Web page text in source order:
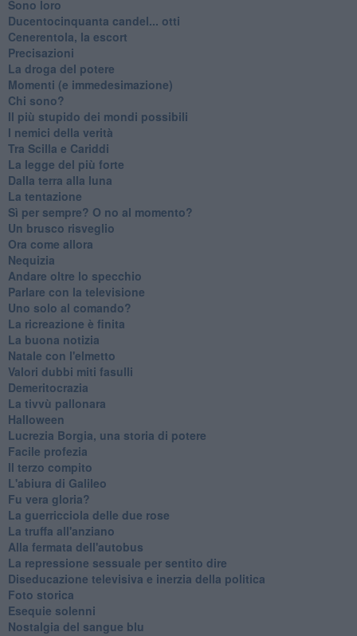
Sono loro
Ducentocinquanta candel... otti
Cenerentola, la escort
Precisazioni
La droga del potere
Momenti (e immedesimazione)
Chi sono?
Il più stupido dei mondi possibili
I nemici della verità
Tra Scilla e Cariddi
La legge del più forte
Dalla terra alla luna
La tentazione
​Sì per sempre? O no al momento?
Un brusco risveglio
Ora come allora
Nequizia
Andare oltre lo specchio
Parlare con la televisione
Uno solo al comando?
La ricreazione è finita
La buona notizia
Natale con l'elmetto
Valori dubbi miti fasulli
Demeritocrazia
La tivvù pallonara
Halloween
​Lucrezia Borgia, una storia di potere
Facile profezia
Il terzo compito
L'abiura di Galileo
Fu vera gloria?
La guerricciola delle due rose
La truffa all'anziano
Alla fermata dell'autobus
La repressione sessuale per sentito dire
Diseducazione televisiva e inerzia della politica
Foto storica
Esequie solenni
Nostalgia del sangue blu